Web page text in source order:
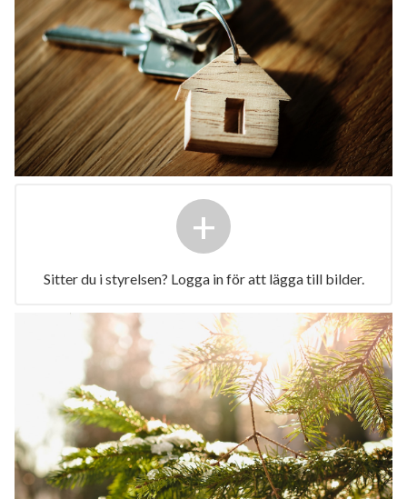
+
Sitter du i styrelsen? Logga in för att lägga till bilder.